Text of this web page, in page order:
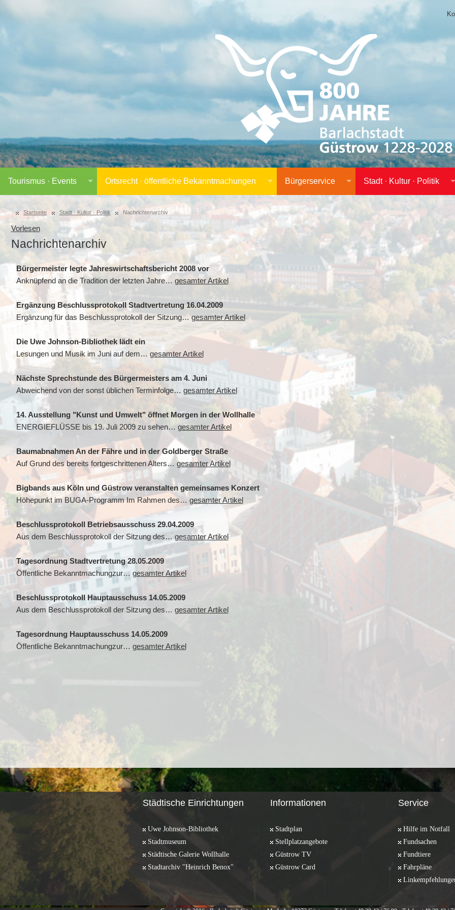
Tourismus · Events Ortsrecht · öffentliche Bekanntmachungen Bürgerservice Stadt · Kultur · Politik
Startseite Stadt · Kultur · Politik Nachrichtenarchiv
Vorlesen
Nachrichtenarchiv
Bürgermeister legte Jahreswirtschaftsbericht 2008 vor
Anknüpfend an die Tradition der letzten Jahre… gesamter Artikel
Ergänzung Beschlussprotokoll Stadtvertretung 16.04.2009
Ergänzung für das Beschlussprotokoll der Sitzung…gesamter Artikel
Die Uwe Johnson-Bibliothek lädt ein
Lesungen und Musik im Juni auf dem… gesamter Artikel
Nächste Sprechstunde des Bürgermeisters am 4. Juni
Abweichend von der sonst üblichen Terminfolge… gesamter Artikel
14. Ausstellung "Kunst und Umwelt" öffnet Morgen in der Wollhalle
ENERGIEFLÜSSE bis 19. Juli 2009 zu sehen… gesamter Artikel
Baumabnahmen An der Fähre und in der Goldberger Straße
Auf Grund des bereits fortgeschrittenen Alters… gesamter Artikel
Bigbands aus Köln und Güstrow veranstalten gemeinsames Konzert
Höhepunkt im BUGA-Programm Im Rahmen des… gesamter Artikel
Beschlussprotokoll Betriebsausschuss 29.04.2009
Aus dem Beschlussprotokoll der Sitzung des… gesamter Artikel
Tagesordnung Stadtvertretung 28.05.2009
Öffentliche Bekanntmachungzur… gesamter Artikel
Beschlussprotokoll Hauptausschuss 14.05.2009
Aus dem Beschlussprotokoll der Sitzung des… gesamter Artikel
Tagesordnung Hauptausschuss 14.05.2009
Öffentliche Bekanntmachungzur… gesamter Artikel
Städtische Einrichtungen
Uwe Johnson-Bibliothek
Stadtmuseum
Städtische Galerie Wollhalle
Stadtarchiv "Heinrich Benox"
Informationen
Stadtplan
Stellplatzangebote
Güstrow TV
Güstrow Card
Service
Hilfe im Notfall
Fundsachen
Fundtiere
Fahrpläne